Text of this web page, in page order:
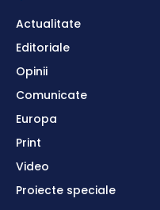
Actualitate
Editoriale
Opinii
Comunicate
Europa
Print
Video
Proiecte speciale